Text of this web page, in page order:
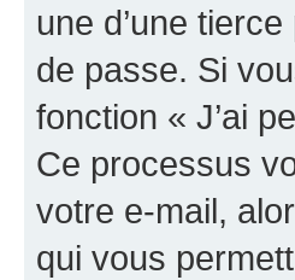
une d’une
de passe. Si
fonction « J’ai
Ce processus
votre e-mail,
qui vous